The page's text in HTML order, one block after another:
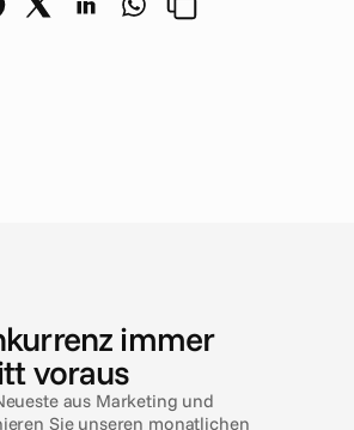
immer
voraus
aus Marketing und
Sie unseren monatlichen